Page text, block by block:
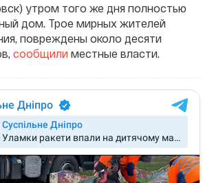
утром того же дня полностью
дом. Трое мирных жителей
повреждены около десяти
сообщили местные власти.